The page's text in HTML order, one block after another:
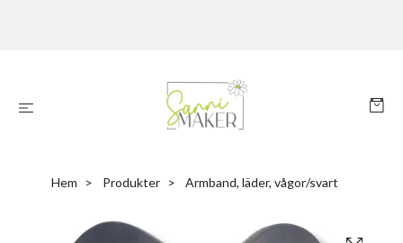
Hem Produkter Armband, läder, vågor/svart